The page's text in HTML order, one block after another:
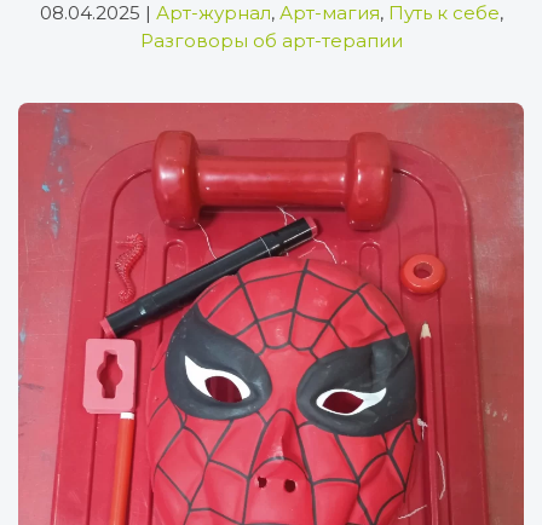
08.04.2025 | Арт-журнал, Арт-магия, Путь к себе,
Разговоры об арт-терапии